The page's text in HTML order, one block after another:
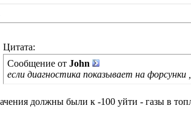
Цитата:
Сообщение от John
если диагностика показывает на
должны были к -100 уйти - газы в